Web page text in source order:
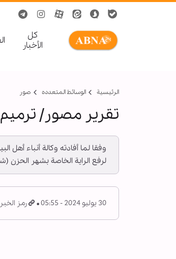
کل
الأخبار
الرئيسية الوسائط المتعدده صور
تقرير مصور/
وفقا لما أفادته وكالة أنباء أهل
لرفع الراية الخاصة بشهر الحزن
30 يوليو 2024 - 05:55 رمز الخبر: